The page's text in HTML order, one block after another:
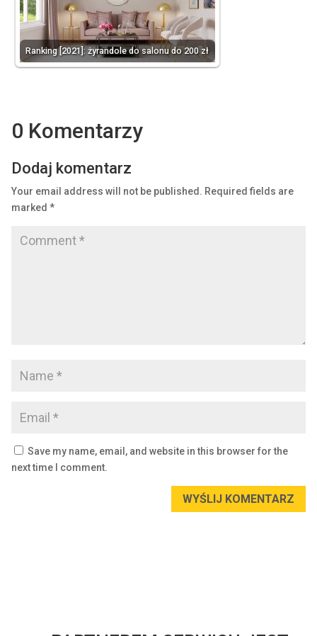
Ranking [2021]: żyrandole do salonu do 200 zł
0 Komentarzy
Dodaj komentarz
Your email address will not be published. Required fields are
marked *
Save my name, email, and website in this browser for the
next time I comment.
WYŚLIJ KOMENTARZ